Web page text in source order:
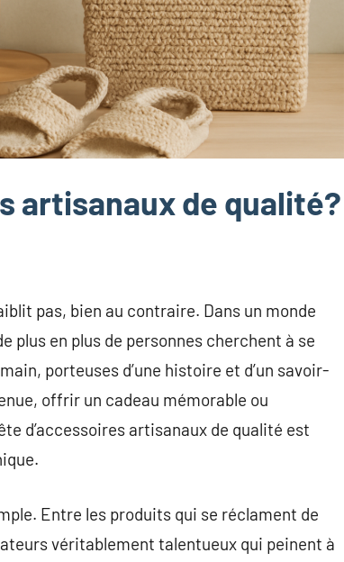
artisanaux de qualité?
pas, bien au contraire. Dans un monde
plus en plus de personnes cherchent à se
porteuses d’une histoire et d’un savoir-
offrir un cadeau mémorable ou
d’accessoires artisanaux de qualité est
Entre les produits qui se réclament de
véritablement talentueux qui peinent à